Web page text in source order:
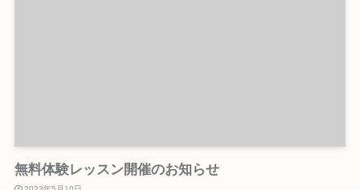
無料体験レッスン開催のお知らせ